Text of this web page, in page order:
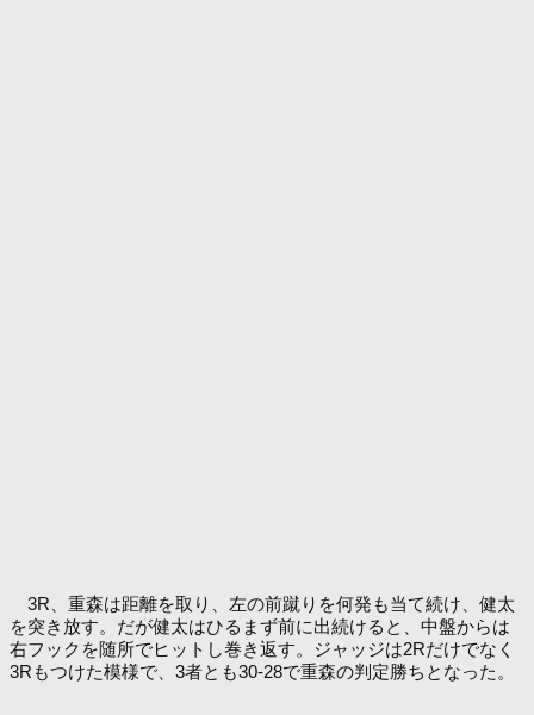
3R、重森は距離を取り、左の前蹴りを何発も当て続け、健太
を突き放す。だが健太はひるまず前に出続けると、中盤からは
右フックを随所でヒットし巻き返す。ジャッジは2Rだけでなく
3Rもつけた模様で、3者とも30-28で重森の判定勝ちとなった。